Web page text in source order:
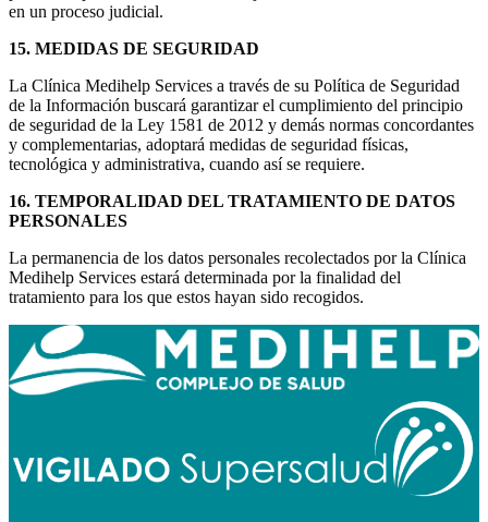
en un proceso judicial.
15. MEDIDAS DE SEGURIDAD
La Clínica Medihelp Services a través de su Política de Seguridad
de la Información buscará garantizar el cumplimiento del principio
de seguridad de la Ley 1581 de 2012 y demás normas concordantes
y complementarias, adoptará medidas de seguridad físicas,
tecnológica y administrativa, cuando así se requiere.
16. TEMPORALIDAD DEL TRATAMIENTO DE DATOS
PERSONALES
La permanencia de los datos personales recolectados por la Clínica
Medihelp Services estará determinada por la finalidad del
tratamiento para los que estos hayan sido recogidos.